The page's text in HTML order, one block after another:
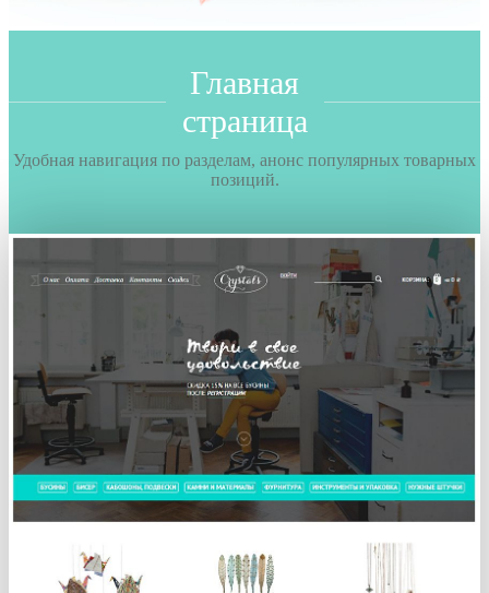
Главная
страница
Удобная навигация по разделам, анонс популярных товарных
позиций.